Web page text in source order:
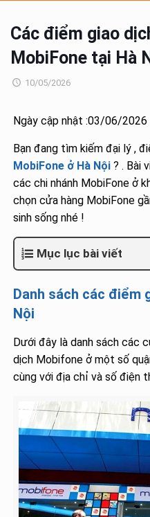
Các điểm giao
MobiFone tại Hà
10/05/2026
Ngày cập nhật :03/06/2026
Bạn đang tìm kiếm đại lý ,
MobiFone ở Hà Nội ? . Bài
các chi nhánh MobiFone ở
chọn cửa hàng MobiFone
sinh sống nhé !
Mục lục bài viết
Danh sách các điểm
Nội
Dưới đây là danh sách các
dịch Mobifone ở một số
cùng với địa chỉ và số điện